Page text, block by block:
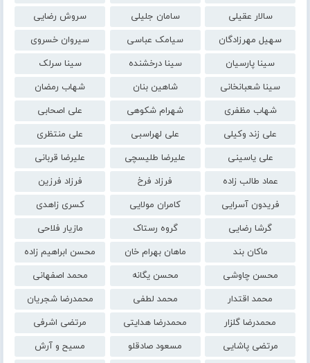
سالار عقیلی
سامان جلیلی
سروش رضایی
سهیل مهرزادگان
سیامک عباسی
سیروان خسروی
سینا پارسیان
سینا درخشنده
سینا سرلک
سینا شعبانخانی
شاهین بنان
شهاب رمضان
شهاب مظفری
شهرام شکوهی
علی اصحابی
علی زند وکیلی
علی لهراسبی
علی منتظری
علی یاسینی
علیرضا طلیسچی
علیرضا قربانی
عماد طالب زاده
فرزاد فرخ
فرزاد فرزین
فریدون آسرایی
کامران مولایی
کسری زاهدی
گرشا رضایی
گروه رستاک
مازیار فلاحی
ماکان بند
ماهان بهرام خان
محسن ابراهیم زاده
محسن چاوشی
محسن یگانه
محمد اصفهانی
محمد اقتدار
محمد لطفی
محمدرضا شجریان
محمدرضا گلزار
محمدرضا هدایتی
مرتضی اشرفی
مرتضی پاشایی
مسعود صادقلو
مسیح و آرش